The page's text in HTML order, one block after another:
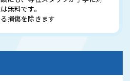
無料です。
損傷を除きます